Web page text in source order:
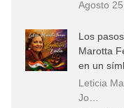
Agosto
Los
Marotta
en un
Leticia
Jo…